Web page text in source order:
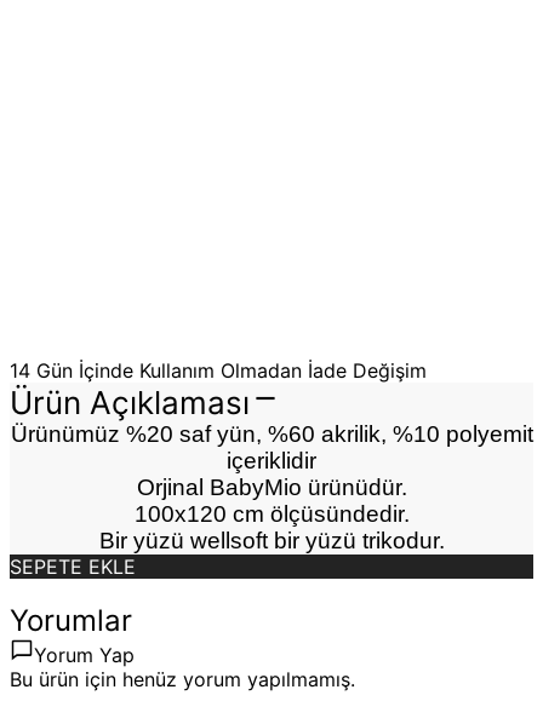
14 Gün İçinde Kullanım Olmadan İade Değişim
Ürün Açıklaması
Ürünümüz %20 saf yün, %60 akrilik, %10 polyemit
içeriklidir
Orjinal BabyMio ürünüdür.
100x120 cm ölçüsündedir.
Bir yüzü wellsoft bir yüzü trikodur.
SEPETE EKLE
Yorumlar
Yorum Yap
Bu ürün için henüz yorum yapılmamış.